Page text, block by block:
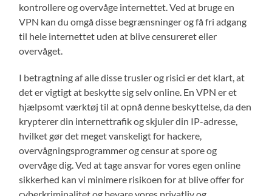
kontrollere og overvåge internettet. Ved at bruge en
VPN kan du omgå disse begrænsninger og få fri adgang
til hele internettet uden at blive censureret eller
overvåget.
I betragtning af alle disse trusler og risici er det klart, at
det er vigtigt at beskytte sig selv online. En VPN er et
hjælpsomt værktøj til at opnå denne beskyttelse, da den
krypterer din internettrafik og skjuler din IP-adresse,
hvilket gør det meget vanskeligt for hackere,
overvågningsprogrammer og censur at spore og
overvåge dig. Ved at tage ansvar for vores egen online
sikkerhed kan vi minimere risikoen for at blive offer for
cyberkriminalitet og bevare vores privatliv og